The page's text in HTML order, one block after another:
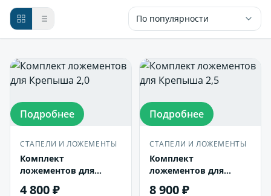
По популярности
Подробнее
СТАПЕЛИ И ЛОЖЕМЕНТЫ
Комплект
ложементов для
4 800 ₽
Подробнее
СТАПЕЛИ И ЛОЖЕМЕНТЫ
Комплект
ложементов для
8 900 ₽